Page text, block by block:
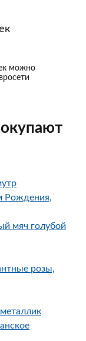
можно
Рождения,
мяч голубой
розы,